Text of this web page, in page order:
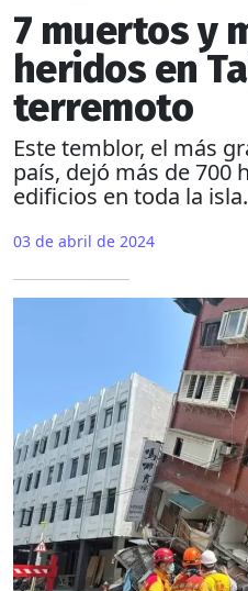
7 muertos y
heridos en
terremoto
Este temblor, el más
país, dejó más de 700
edificios en toda la isla.
03 de abril de 2024